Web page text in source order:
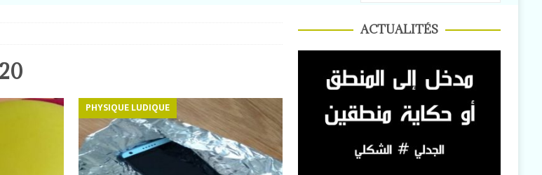
aux Modèles GPT (Conférence au
energy_sciences-TV « ميثاق 2035: من أجل تعاقد اجتماعي جديد لتمكين الشباب وبناء مغرب السيادة الفكرية »
PHYSIQUE LUDIQUE
ACTUALITÉS